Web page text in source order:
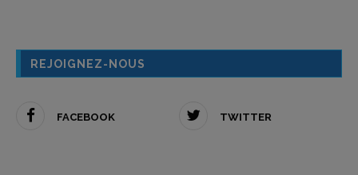
REJOIGNEZ-NOUS
FACEBOOK TWITTER